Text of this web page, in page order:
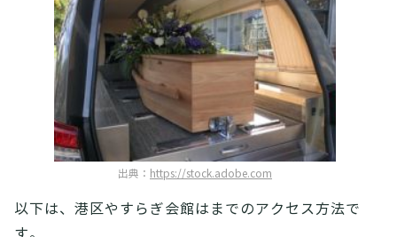
出典： https://stock.adobe.com
以下は、港区やすらぎ会館はまでのアクセス方法で